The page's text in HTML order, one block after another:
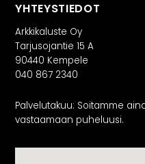
YHTEYSTIEDOT
Arkkikaluste Oy
Tarjusojantie 15 A
90440 Kempele
040 867 2340
Palvelutakuu: Soitamme
vastaamaan puheluusi.